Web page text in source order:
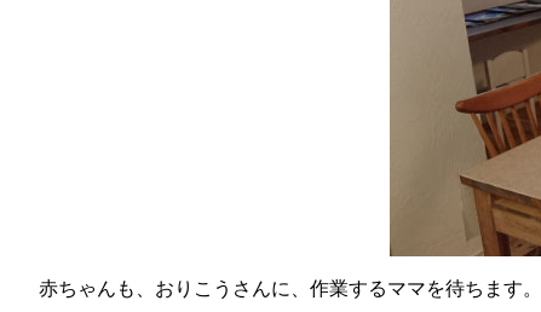
赤ちゃんも、おりこうさんに、作業するママを待ちます